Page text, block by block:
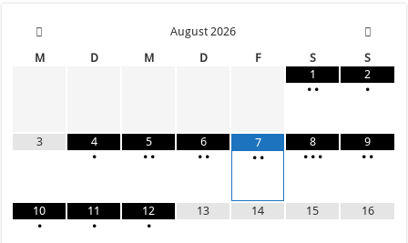
August 2026
M
D M D F S
S
1
• •
2
•
3
4
•
5
• •
6
• •
7
• •
8
• • •
9
• •
10
•
11
•
12
•
13 14 15 16